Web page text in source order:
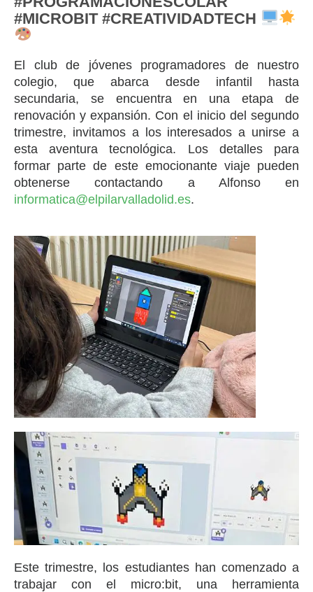
#MICROBIT #CREATIVIDADTECH
El club de jóvenes programadores de nuestro
colegio, que abarca desde infantil hasta
secundaria, se encuentra en una etapa de
renovación y expansión. Con el inicio del segundo
trimestre, invitamos a los interesados a unirse a
esta aventura tecnológica. Los detalles para
formar parte de este emocionante viaje pueden
obtenerse contactando a Alfonso en
informatica@elpilarvalladolid.es.
Este trimestre, los estudiantes han comenzado a
trabajar con el micro:bit, una herramienta